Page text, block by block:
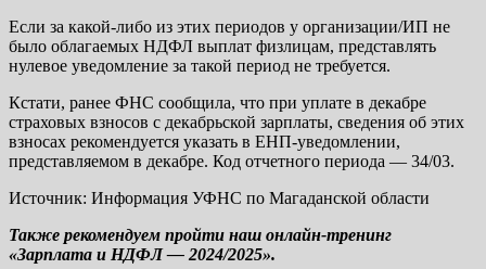
Если за какой-либо из этих периодов у организации/ИП не
было облагаемых НДФЛ выплат физлицам, представлять
нулевое уведомление за такой период не требуется.
Кстати, ранее ФНС сообщила, что при уплате в декабре
страховых взносов с декабрьской зарплаты, сведения об этих
взносах рекомендуется указать в ЕНП-уведомлении,
представляемом в декабре. Код отчетного периода — 34/03.
Источник: Информация УФНС по Магаданской области
Также рекомендуем пройти наш онлайн-тренинг
«Зарплата и НДФЛ — 2024/2025».